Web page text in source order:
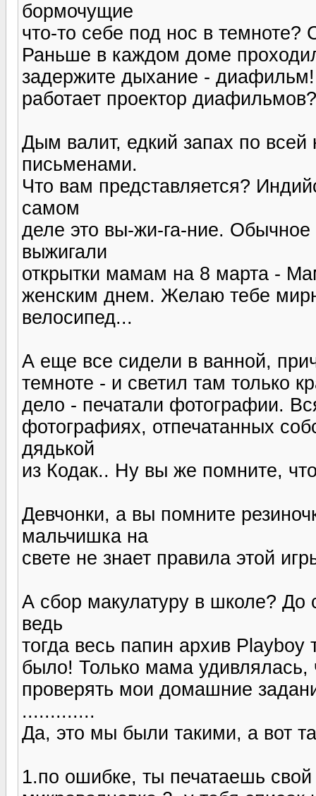
бормочущие
что-то себе под нос в темноте?
Раньше в каждом доме
задержите дыхание -
работает проектор диафильмов?
Дым валит, едкий запах по всей
письменами.
Что вам представляется?
самом
деле это вы-жи-га-ние.
выжигали
открытки мамам на 8 марта -
женским днем. Желаю тебе
велосипед...
А еще все сидели в ванной,
темноте - и светил там только
дело - печатали фотографии.
фотографиях, отпечатанных
дядькой
из Кодак.. Ну вы же помните,
Девчонки, а вы помните
мальчишка на
свете не знает правила этой
А сбор макулатуру в школе? До
ведь
тогда весь папин архив Playboy
было! Только мама удивлялась,
проверять мои домашние
.............
Да, это мы были такими, а вот
1.по ошибке, ты печатаешь